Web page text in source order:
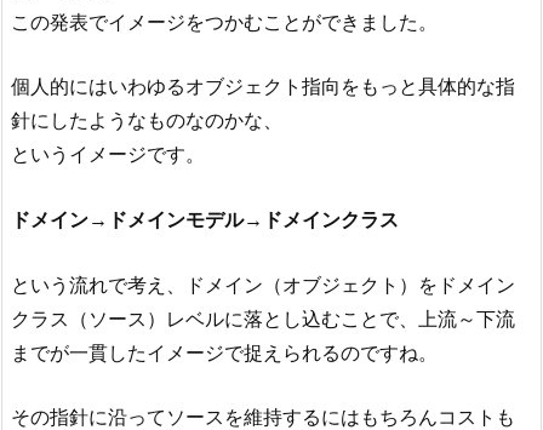
この発表でイメージをつかむことができました。
個人的にはいわゆるオブジェクト指向をもっと具体的な指
針にしたようなものなのかな、
というイメージです。
ドメイン→ドメインモデル→ドメインクラス
という流れで考え、ドメイン（オブジェクト）をドメイン
クラス（ソース）レベルに落とし込むことで、上流～下流
までが一貫したイメージで捉えられるのですね。
その指針に沿ってソースを維持するにはもちろんコストも